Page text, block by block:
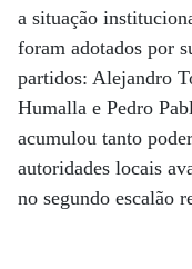
a situação
foram adotados por
partidos: Alejandro
Humalla e Pedro
acumulou tanto
autoridades locais
no segundo escalão